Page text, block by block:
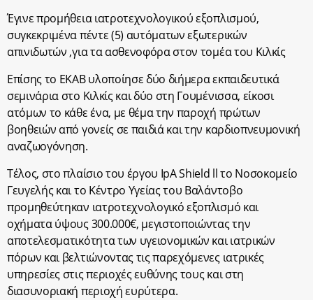
Έγινε προμήθεια ιατροτεχνολογικού εξοπλισμού,
συγκεκριμένα πέντε (5) αυτόματων εξωτερικών
απινιδωτών ,για τα ασθενοφόρα στον τομέα του Κιλκίς
Επίσης το ΕΚΑΒ υλοποίησε δύο διήμερα εκπαιδευτικά
σεμινάρια στο Κιλκίς και δύο στη Γουμένισσα, είκοσι
ατόμων το κάθε ένα, με θέμα την παροχή πρώτων
βοηθειών από γονείς σε παιδιά και την καρδιοπνευμονική
αναζωογόνηση.
Τέλος, στο πλαίσιο του έργου IpA Shield ll το Νοσοκομείο
Γευγελής και το Κέντρο Υγείας του Βαλάντοβο
προμηθεύτηκαν ιατροτεχνολογικό εξοπλισμό και
οχήματα ύψους 300.000€, μεγιστοποιώντας την
αποτελεσματικότητα των υγειονομικών και ιατρικών
πόρων και βελτιώνοντας τις παρεχόμενες ιατρικές
υπηρεσίες στις περιοχές ευθύνης τους και στη
διασυνοριακή περιοχή ευρύτερα.